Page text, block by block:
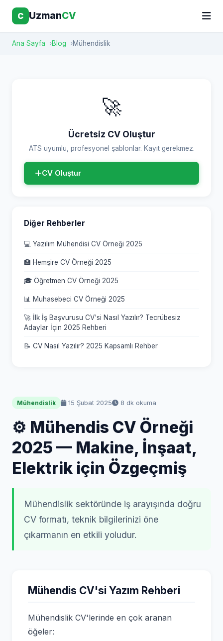
C UzmanCV
Ana Sayfa Blog Mühendislik
Mühendislik 15 Şubat 2025 8 dk okuma
⚙️ Mühendis CV Örneği
2025 — Makine, İnşaat,
Elektrik için Özgeçmiş
Mühendislik sektöründe iş arayışında doğru
CV formatı, teknik bilgilerinizi öne
çıkarmanın en etkili yoludur.
Mühendis CV'si Yazım Rehberi
Mühendislik CV'lerinde en çok aranan
öğeler:
🚀
Ücretsiz CV Oluştur
ATS uyumlu, profesyonel şablonlar. Kayıt gerekmez.
CV Oluştur
Diğer Rehberler
💻 Yazılım Mühendisi CV Örneği 2025
🏥 Hemşire CV Örneği 2025
🎓 Öğretmen CV Örneği 2025
📊 Muhasebeci CV Örneği 2025
🚀 İlk İş Başvurusu CV'si Nasıl Yazılır? Tecrübesiz
Adaylar İçin 2025 Rehberi
📝 CV Nasıl Yazılır? 2025 Kapsamlı Rehber